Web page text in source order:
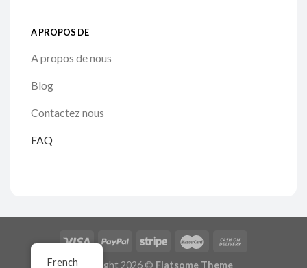
A PROPOS DE
A propos de nous
Blog
Contactez nous
FAQ
Copyright 2026 © Flatsome Theme
French